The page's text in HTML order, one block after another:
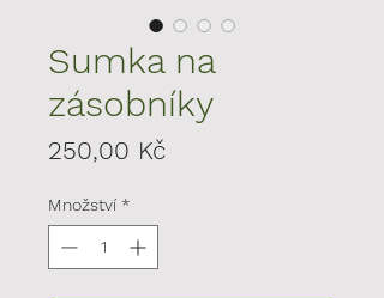
Sumka na
zásobníky
250,00 KčCena
Množství *